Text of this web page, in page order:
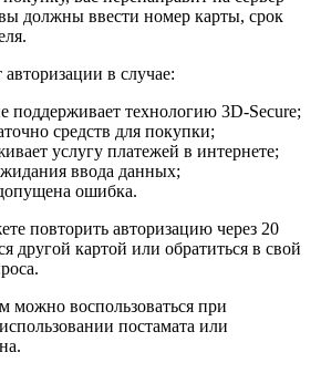
должны ввести номер карты, срок
в случае:
поддерживает технологию 3D-Secure;
средств для покупки;
услугу платежей в интернете;
ввода данных;
ошибка.
повторить авторизацию через 20
другой картой или обратиться в свой
можно воспользоваться при
постамата или